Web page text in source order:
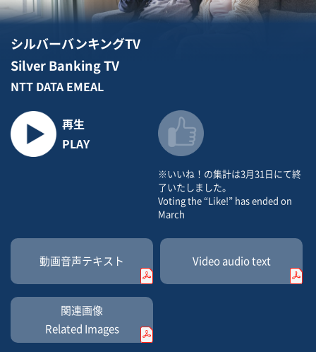
シルバーバンキングTV
Silver Banking TV
NTT DATA EMEAL
再生
PLAY
※いいね！の集計は3月31日にて終
了いたしました。
Voting the “Like!” has ended on
March
動画音声テキスト Videoaudio text
関連画像
Related Images